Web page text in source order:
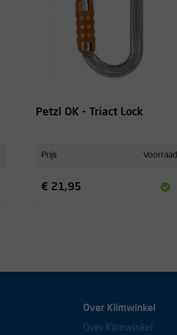
Petzl OK - Triact Lock
Prijs Voorraad
€ 21,95
Over Klimwinkel
Over Klimwinkel